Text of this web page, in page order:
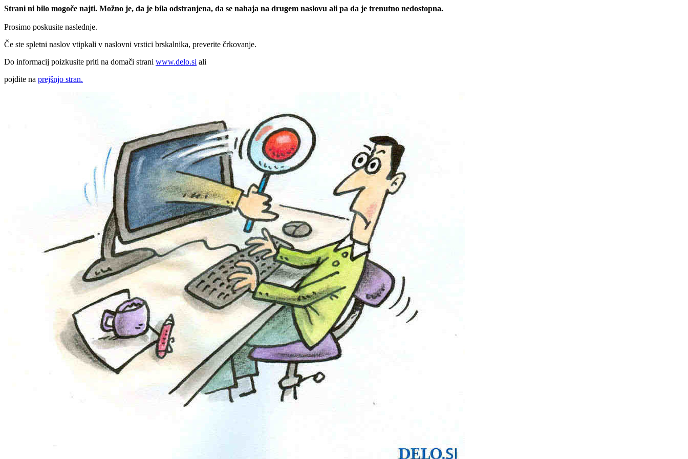
Strani ni bilo mogoče najti. Možno je, da je bila odstranjena, da se nahaja na drugem naslovu ali pa da je trenutno nedostopna.
Prosimo poskusite naslednje.
Če ste spletni naslov vtipkali v naslovni vrstici brskalnika, preverite črkovanje.
Do informacij poizkusite priti na domači strani www.delo.si ali
pojdite na prejšnjo stran.